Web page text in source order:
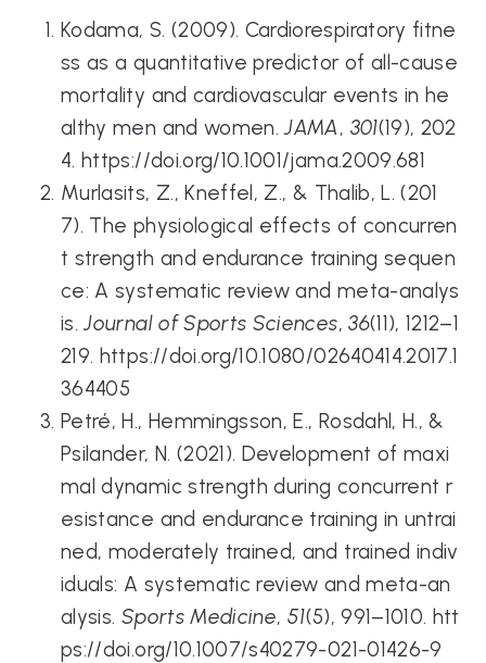
Kodama, S. (2009). Cardiorespiratory fitne
ss as a quantitative predictor of all-cause
mortality and cardiovascular events in he
althy men and women.JAMA, 301(19), 202
4. https://doi.org/10.1001/jama.2009.681
Murlasits, Z., Kneffel, Z., & Thalib, L. (201
7). The physiological effects of concurren
t strength and endurance training sequen
ce: A systematic review and meta-analys
is.Journal of Sports Sciences,36(11), 1212–1
219. https://doi.org/10.1080/02640414.2017.1
364405
Petré, H., Hemmingsson, E., Rosdahl, H., &
Psilander, N. (2021). Development of maxi
mal dynamic strength during concurrent r
esistance and endurance training in untrai
ned, moderately trained, and trained indiv
iduals: A systematic review and meta-an
alysis. Sports Medicine, 51(5), 991–1010. htt
ps://doi.org/10.1007/s40279-021-01426-9